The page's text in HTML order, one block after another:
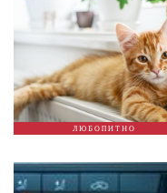
ЛЮБОПИТНО